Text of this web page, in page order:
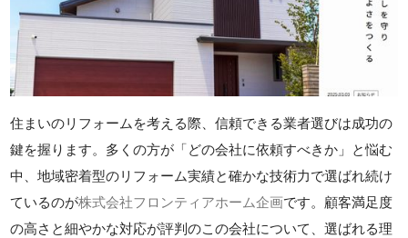
住まいのリフォームを考える際、信頼できる業者選びは成功の
鍵を握ります。多くの方が「どの会社に依頼すべきか」と悩む
中、地域密着型のリフォーム実績と確かな技術力で選ばれ続け
ているのが株式会社フロンティアホーム企画です。顧客満足度
の高さと細やかな対応が評判のこの会社について、選ばれる理